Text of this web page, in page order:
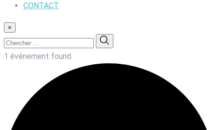
CONTACT
×
1 événement found.